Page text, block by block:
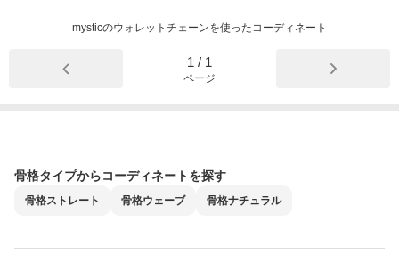
mysticのウォレットチェーンを使ったコーディネート
1 / 1
ページ
骨格タイプからコーディネートを探す
骨格ストレート 骨格ウェーブ 骨格ナチュラル